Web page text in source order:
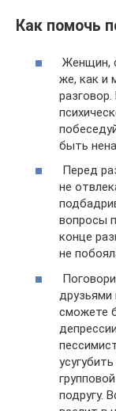
Как помочь
Женщин,
же, как и
быть
Перед
не
вопросы
конце
не
друзьями
сможете
подругу.